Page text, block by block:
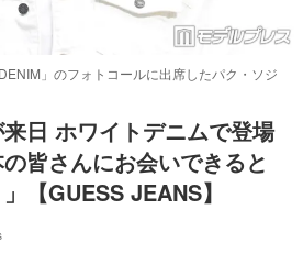
」のフォトコールに出席したパク・ソジ
日 ホワイトデニムで登場
の皆さんにお会いできると
【GUESS JEANS】